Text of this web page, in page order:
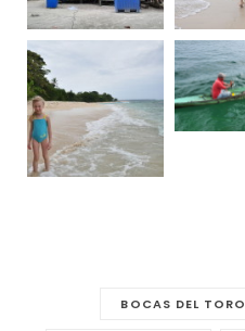
BOCAS DEL TORO